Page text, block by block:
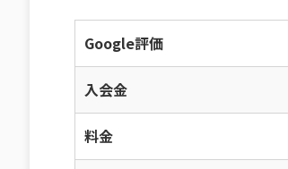
Google評価
入会金
料金